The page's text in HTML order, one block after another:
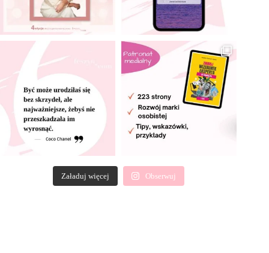
Załaduj więcej Obserwuj